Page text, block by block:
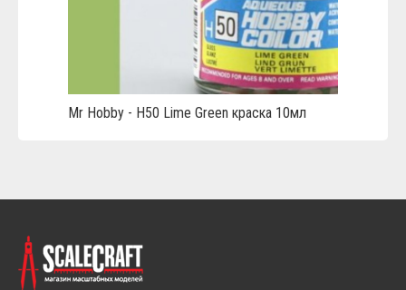
Mr Hobby - H50 Lime Green краска 10мл